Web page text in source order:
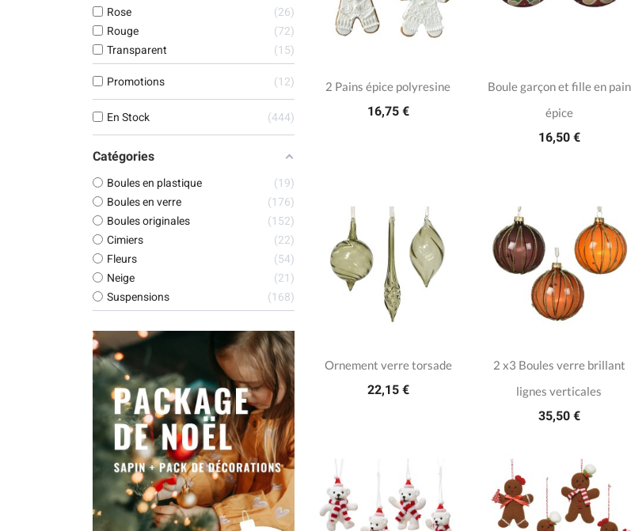
Rose
26
Rouge
72
Transparent
15
Promotions 12
En Stock 444
Catégories
Boules en plastique
19
Boules en verre
176
Boules originales
152
Cimiers
22
Fleurs
54
Neige
21
Suspensions
168
2 Pains épice polyresine
16,75 €
Boule garçon et fille en pain
épice
16,50 €
Ornement verre torsade
22,15 €
2 x3 Boules verre brillant
lignes verticales
35,50 €